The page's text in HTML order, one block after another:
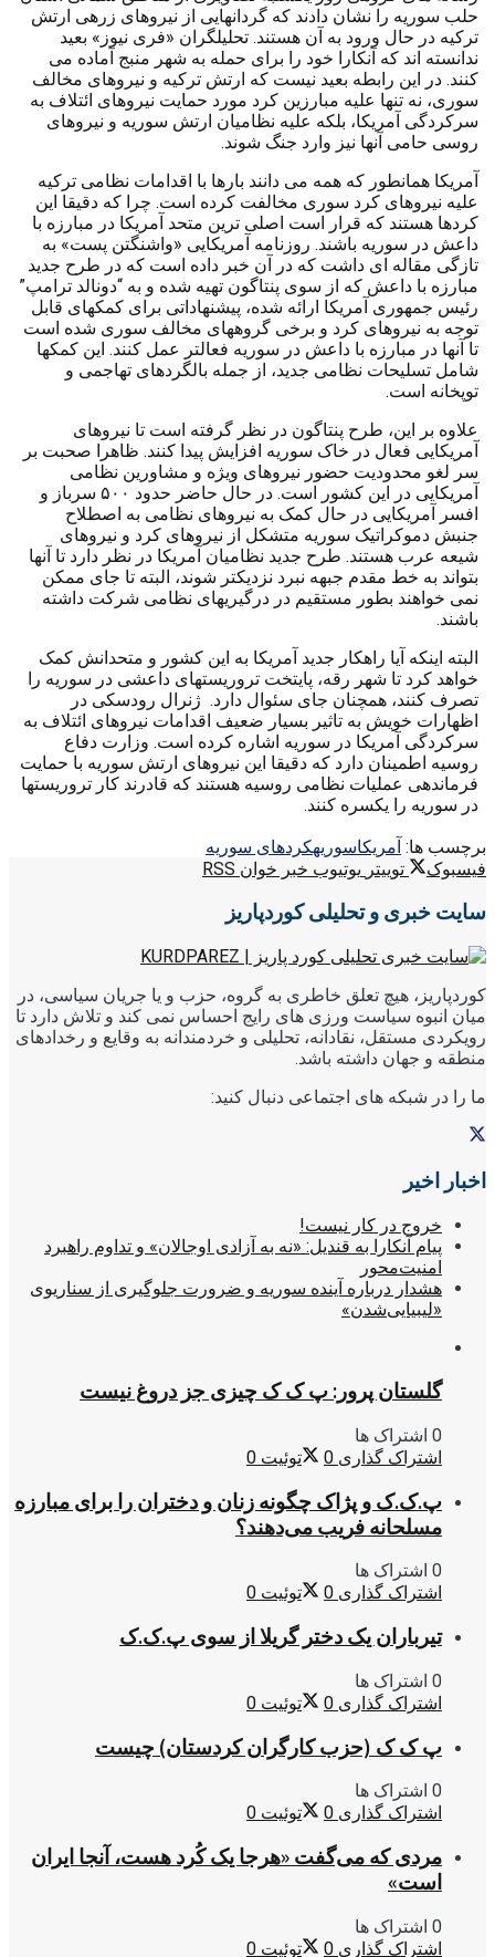
حلب سوریه را نشان دادند که گردانهایی از نیروهای زرهی ارتش
ترکیه در حال ورود به آن هستند. تحلیلگران «فری نیوز» بعید
ندانسته اند که آنکارا خود را برای حمله به شهر منبج آماده می
کنند. در این رابطه بعید نیست که ارتش ترکیه و نیروهای مخالف
سوری، نه تنها علیه مبارزین کرد مورد حمایت نیروهای ائتلاف به
سرکردگی آمریکا، بلکه علیه نظامیان ارتش سوریه و نیروهای
روسی حامی آنها نیز وارد جنگ شوند.
آمریکا همانطور که همه می دانند بارها با اقدامات نظامی ترکیه
علیه نیروهای کرد سوری مخالفت کرده است. چرا که دقیقا این
کردها هستند که قرار است اصلی ترین متحد آمریکا در مبارزه با
داعش در سوریه باشند. روزنامه آمریکایی «واشنگتن پست» به
تازگی مقاله ای داشت که در آن خبر داده است که در طرح جدید
مبارزه با داعش که از سوی پنتاگون تهیه شده و به “دونالد ترامپ”
رئیس جمهوری آمریکا ارائه شده، پیشنهاداتی برای کمکهای قابل
توجه به نیروهای کرد و برخی گروههای مخالف سوری شده است
تا آنها در مبارزه با داعش در سوریه فعالتر عمل کنند. این کمکها
شامل تسلیحات نظامی جدید، از جمله بالگردهای تهاجمی و
توپخانه است.
علاوه بر این، طرح پنتاگون در نظر گرفته است تا نیروهای
آمریکایی فعال در خاک سوریه افزایش پیدا کنند. ظاهرا صحبت بر
سر لغو محدودیت حضور نیروهای ویژه و مشاورین نظامی
آمریکایی در این کشور است. در حال حاضر حدود ۵۰۰ سرباز و
افسر آمریکایی در حال کمک به نیروهای نظامی به اصطلاح
جنبش دموکراتیک سوریه متشکل از نیروهای کرد و نیروهای
شیعه عرب هستند. طرح جدید نظامیان آمریکا در نظر دارد تا آنها
بتواند به خط مقدم جبهه نبرد نزدیکتر شوند، البته تا جای ممکن
نمی خواهند بطور مستقیم در درگیریهای نظامی شرکت داشته
باشند.
البته اینکه آیا راهکار جدید آمریکا به این کشور و متحدانش کمک
خواهد کرد تا شهر رقه، پایتخت تروریستهای داعشی در سوریه را
تصرف کنند، همچنان جای سئوال دارد. ژنرال رودسکی در
اظهارات خویش به تاثیر بسیار ضعیف اقدامات نیروهای ائتلاف به
سرکردگی آمریکا در سوریه اشاره کرده است. وزارت دفاع
روسیه اطمینان دارد که دقیقا این نیروهای ارتش سوریه با حمایت
فرماندهی عملیات نظامی روسیه هستند که قادرند کار تروریستها
در سوریه را یکسره کنند.
برچسب ها: آمریکاسوریهکردهای سوریه
فیسبوک
توییتر یوتیوب خبر خوان RSS
سایت خبری و تحلیلی کوردپاریز
کوردپاریز، هیچ تعلق خاطری به گروه، حزب و یا جریان سیاسی، در
میان انبوه سیاست ورزی های رایج احساس نمی کند و تلاش دارد تا
رویکردی مستقل، نقادانه، تحلیلی و خردمندانه به وقایع و رخدادهای
منطقه و جهان داشته باشد.
ما را در شبکه های اجتماعی دنبال کنید:
اخبار اخیر
خروج در کار نیست!
پیام آنکارا به قندیل: «نه به آزادی اوجالان» و تداوم راهبرد
امنیت‌محور
هشدار درباره آینده سوریه و ضرورت جلوگیری از سناریوی
«لیبیایی‌شدن»
گلستان پرور: پ ک ک چیزی جز دروغ نیست
0 اشتراک ها
اشتراک گذاری 0 توئیت 0
پ.ک.ک و پژاک چگونه زنان و دختران را برای مبارزه
مسلحانه فریب می‌دهند؟
0 اشتراک ها
اشتراک گذاری 0 توئیت 0
تیرباران یک دختر گریلا از سوی پ.ک.ک
0 اشتراک ها
اشتراک گذاری 0 توئیت 0
پ ک ک (حزب کارگران کردستان) چیست
0 اشتراک ها
اشتراک گذاری 0 توئیت 0
مردی که می‌گفت «هرجا یک کُرد هست، آنجا ایران
است»
0 اشتراک ها
اشتراک گذاری 0 توئیت 0